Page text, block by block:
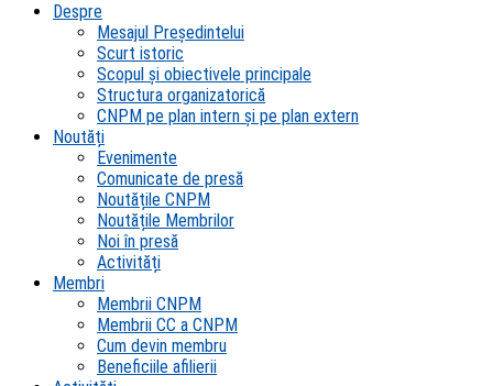
Despre
Mesajul Președintelui
Scurt istoric
Scopul şi obiectivele principale
Structura organizatorică
CNPM pe plan intern şi pe plan extern
Noutăți
Evenimente
Comunicate de presă
Noutățile CNPM
Noutățile Membrilor
Noi în presă
Activități
Membri
Membrii CNPM
Membrii CC a CNPM
Cum devin membru
Beneficiile afilierii